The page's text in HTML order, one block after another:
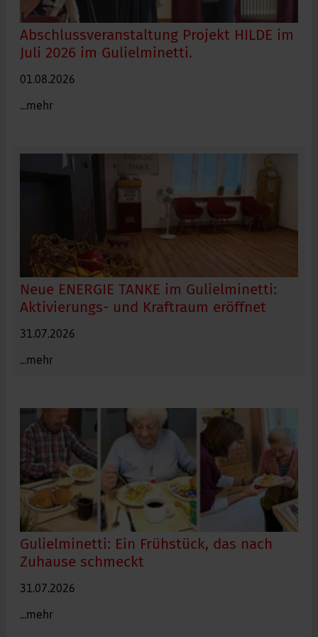
Abschlussveranstaltung Projekt HILDE im
Juli 2026 im Gulielminetti.
01.08.2026
...mehr
Die neue ENERGIE TANKE – ein moderner Raum für Aktivität,
Neue ENERGIE TANKE im Gulielminetti:
Aktivierungs- und Kraftraum eröffnet
31.07.2026
...mehr
Frühstück im Gulielminetti: Fotos: Larissa Schäfer
Gulielminetti: Ein Frühstück, das nach
Zuhause schmeckt
31.07.2026
...mehr